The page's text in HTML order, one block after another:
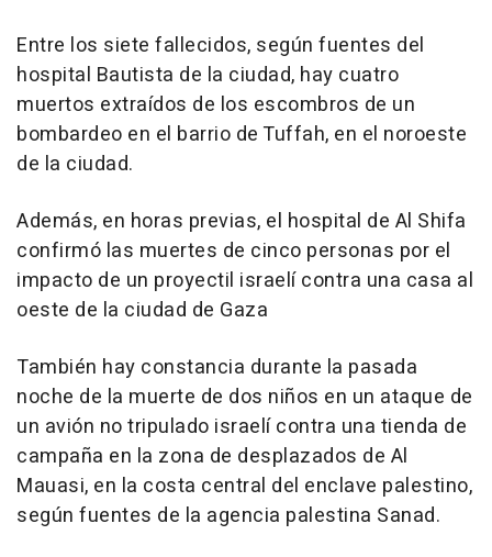
Entre los siete fallecidos, según fuentes del
hospital Bautista de la ciudad, hay cuatro
muertos extraídos de los escombros de un
bombardeo en el barrio de Tuffah, en el noroeste
de la ciudad.
Además, en horas previas, el hospital de Al Shifa
confirmó las muertes de cinco personas por el
impacto de un proyectil israelí contra una casa al
oeste de la ciudad de Gaza
También hay constancia durante la pasada
noche de la muerte de dos niños en un ataque de
un avión no tripulado israelí contra una tienda de
campaña en la zona de desplazados de Al
Mauasi, en la costa central del enclave palestino,
según fuentes de la agencia palestina Sanad.